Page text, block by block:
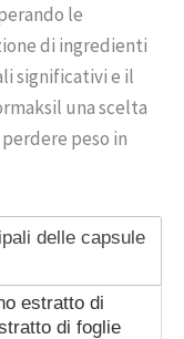
le
di ingredienti
significativi e il
una scelta
peso in
delle capsule
estratto di
di foglie